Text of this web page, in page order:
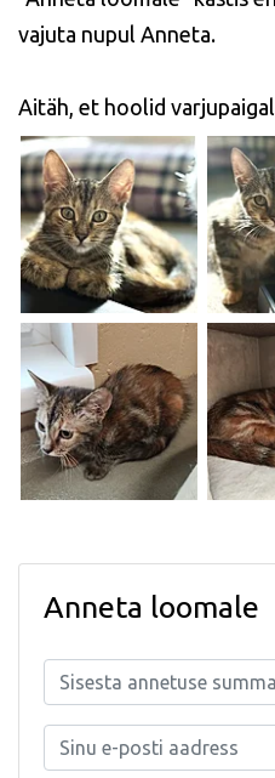
vajuta nupul Anneta.
Aitäh, et hoolid
Anneta loomale